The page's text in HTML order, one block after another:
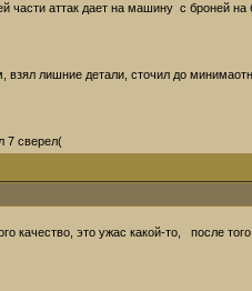
части аттак дает на машину с броней на
лишние детали, сточил до
7 сверел(
качество, это ужас какой-то, после